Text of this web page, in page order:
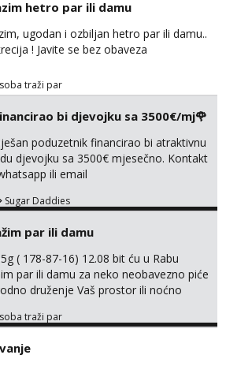
hetro par ili damu
ugodan i ozbiljan hetro par ili damu..
! Javite se bez obaveza
traži par
bi djevojku sa 3500€/mj🌹
poduzetnik financirao bi atraktivnu
djevojku sa 3500€ mjesečno. Kontakt
ili email
Sugar Daddies
par ili damu
( 178-87-16) 12.08 bit ću u Rabu
par ili damu za neko neobavezno piće
druženje Vaš prostor ili noćno
traži par